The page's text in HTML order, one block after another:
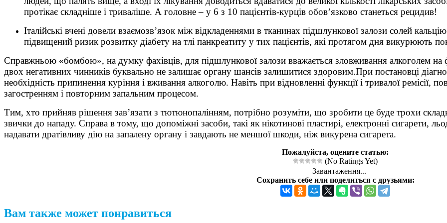
протікає складніше і триваліше. А головне – у 6 з 10 пацієнтів-курців обов’язково станеться рецидив!
Італійські вчені довели взаємозв’язок між відкладеннями в тканинах підшлункової залози солей
підвищений ризик розвитку діабету на тлі панкреатиту у тих пацієнтів, які протягом дня викурюють
Справжньою «бомбою», на думку фахівців, для підшлункової залози вважається зловживання алкоголем на
двох негативних чинників буквально не залишає органу шансів залишитися здоровим.При постановці
необхідність припинення куріння і вживання алкоголю. Навіть при відновленні функції і тривалої ремісії,
загостренням і повторним запальним процесом.
Тим, хто прийняв рішення зав’язати з тютюнопалінням, потрібно розуміти, що зробити це буде трохи
звички до нападу. Справа в тому, що допоміжні засоби, такі як нікотинові пластирі, електронні сигарети,
надавати дратівливу дію на запалену органу і завдають не меншої шкоди, ніж викурена сигарета.
Пожалуйста, оцените статью:
(No Ratings Yet)
Завантаження...
Сохранить себе или поделиться с друзьями:
Вам также может понравиться